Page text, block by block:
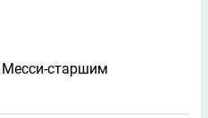
старшим